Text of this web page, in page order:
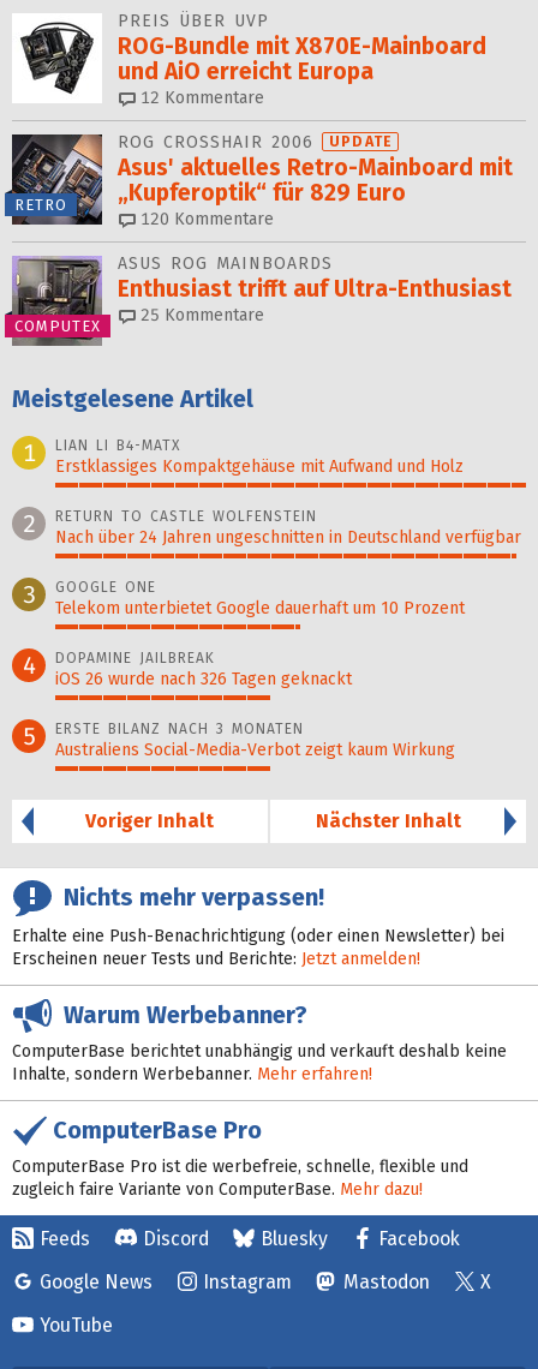
PREIS ÜBER UVP
ROG-Bundle mit X870E-Mainboard
und AiO erreicht Europa
12 Kommentare
RETRO
ROG CROSSHAIR 2006 UPDATE
Asus' aktuelles Retro-Mainboard mit
„Kupferoptik“ für 829 Euro
120 Kommentare
COMPUTEX
ASUS ROG MAINBOARDS
Enthusiast trifft auf Ultra-Enthusiast
25 Kommentare
Meistgelesene Artikel
1
LIAN LI B4-MATX
Erstklassiges Kompaktgehäuse mit Aufwand und Holz
2 RETURN TO CASTLE WOLFENSTEIN
Nach über 24 Jahren ungeschnitten in Deutschland verfügbar
3 GOOGLE ONE
Telekom unterbietet Google dauerhaft um 10 Prozent
4 DOPAMINE JAILBREAK
iOS 26 wurde nach 326 Tagen geknackt
5 ERSTE BILANZ NACH 3 MONATEN
Australiens Social-Media-Verbot zeigt kaum Wirkung
Voriger Inhalt
Nächster Inhalt
Nichts mehr verpassen!
Erhalte eine Push-Benachrichtigung (oder einen Newsletter) bei
Erscheinen neuer Tests und Berichte: Jetzt anmelden!
Warum Werbebanner?
ComputerBase berichtet unabhängig und verkauft deshalb keine
Inhalte, sondern Werbebanner. Mehr erfahren!
ComputerBase Pro
ComputerBase Pro ist die werbefreie, schnelle, flexible und
zugleich faire Variante von ComputerBase. Mehr dazu!
Feeds Discord Bluesky
Facebook
Google News
Instagram Mastodon
X
YouTube